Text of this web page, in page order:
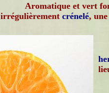
Aromatique et vert
irrégulièrement crénelé,